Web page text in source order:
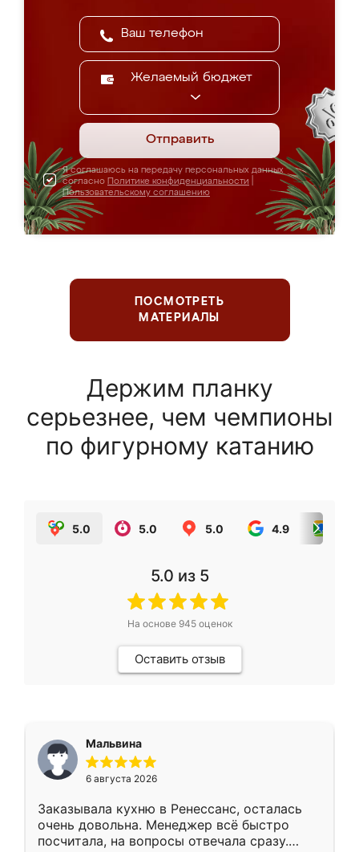
Желаемый бюджет
Отправить
Я соглашаюсь на передачу персональных данных
согласно Политике конфиденциальности
Пользовательскому соглашению
ПОСМОТРЕТЬ
МАТЕРИАЛЫ
Держим планку
серьезнее, чем чемпионы
по фигурному катанию
5.0 5.0 5.0 4.9
5.0 из 5
На основе 945оценок
Оставить отзыв
Мальвина
6 августа 2026
Заказывала кухню в Ренессанс, осталась
очень довольна. Менеджер всё быстро
посчитала, на вопросы отвечала сразу.